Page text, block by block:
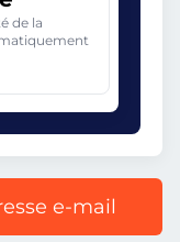
de la
e-mail